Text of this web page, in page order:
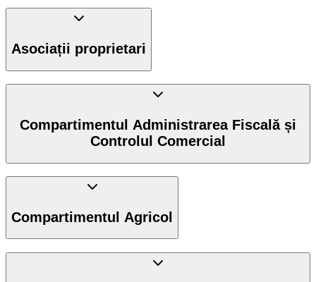
Asociații proprietari
Compartimentul Administrarea Fiscală și
Controlul Comercial
Compartimentul Agricol